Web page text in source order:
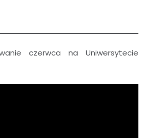
czerwca na Uniwersytecie